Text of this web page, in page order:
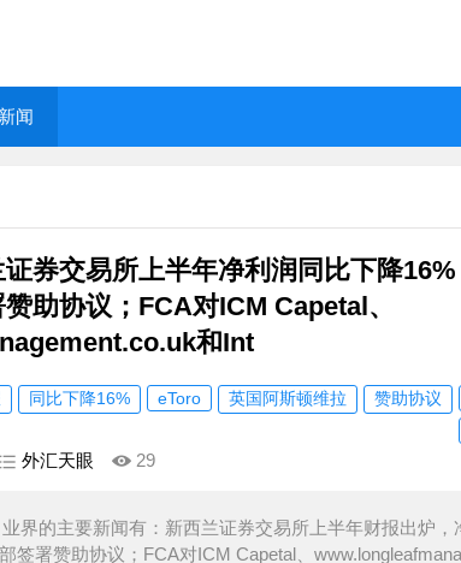
闻
券交易所上半年净利润同比下降
助协议；FCA对ICM Capetal、
和Int
同比下降16% eToro 英国阿斯顿维拉 赞助协议
外汇天眼 29
界的主要新闻有：新西兰证券交易所上半年财报出炉，
签署赞助协议；FCA对ICM Capetal、